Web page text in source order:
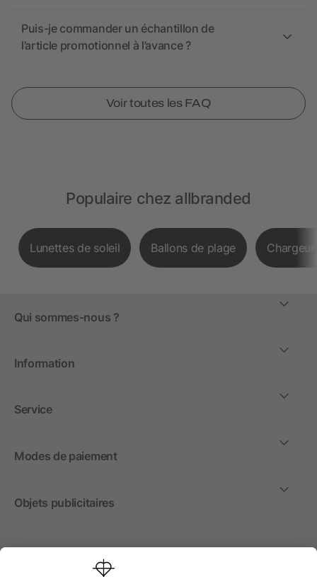
Puis-je commander un échantillon de
l’article promotionnel à l’avance ?
Voir toutes les FAQ
Populaire chez allbranded
Lunettes de soleil Ballons de plage
Qui sommes-nous ?
Information
Service
Modes de paiement
Objets publicitaires
International